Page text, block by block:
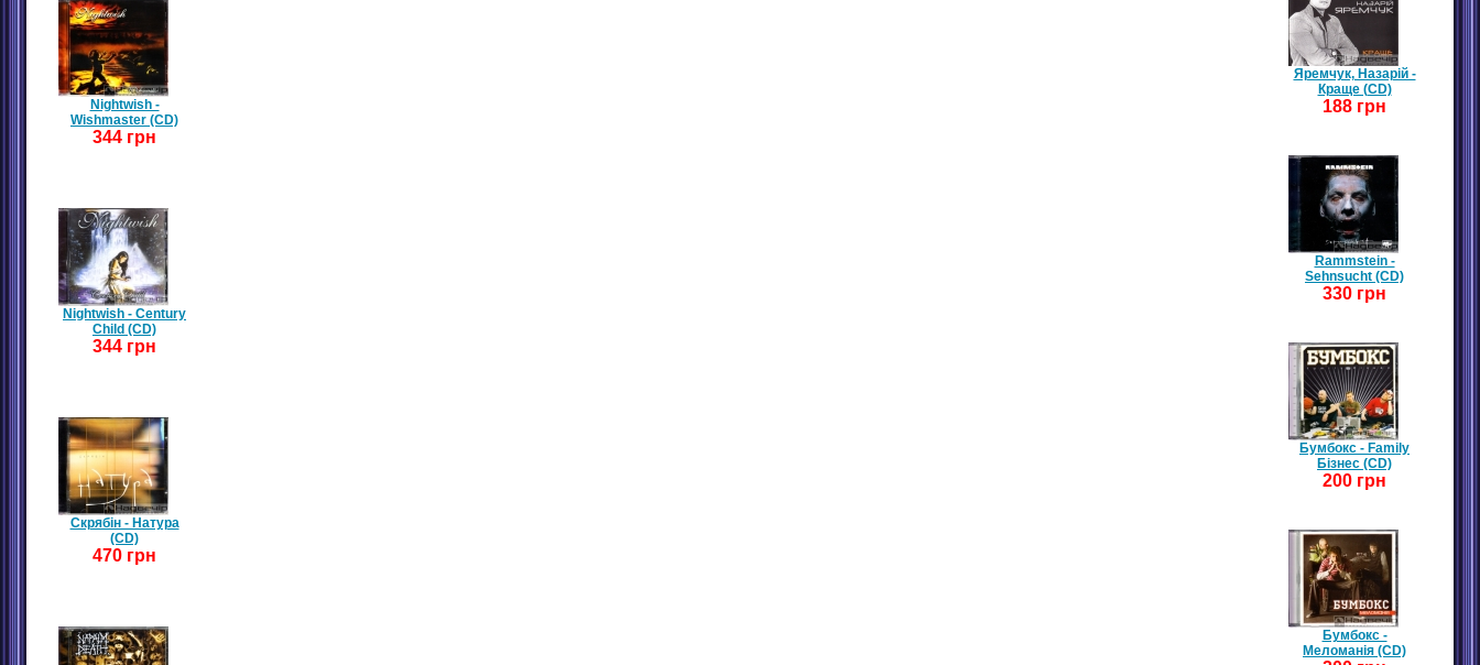
Nightwish -
Wishmaster (CD)
344 грн
Nightwish - Century
Child (CD)
344 грн
Скрябін - Натура
(CD)
470 грн
Яремчук, Назарій -
Краще (CD)
188 грн
Rammstein -
Sehnsucht (CD)
330 грн
Бумбокс - Family
Бізнес (CD)
200 грн
Бумбокс -
Меломанія (CD)